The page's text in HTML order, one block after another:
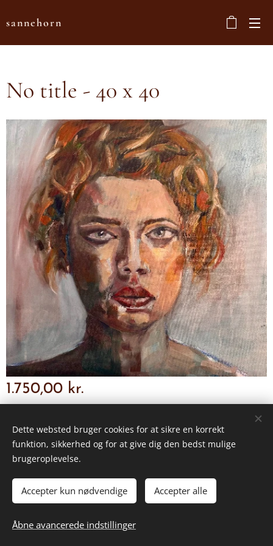
sannehorn
No title - 40 x 40
1.750,00 kr.
TILFØJ TIL KURVEN
© 2026 Alle rettigheder forbeholdes
Dette websted bruger cookies for at sikre en korrekt
funktion, sikkerhed og for at give dig den bedst mulige
brugeroplevelse.
Accepter kun nødvendige Accepter alle
Åbne avancerede indstillinger